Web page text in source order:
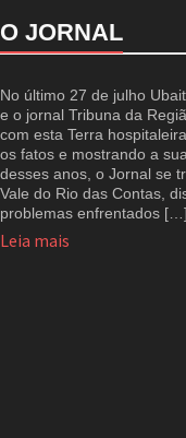
O JORNAL
No último 27 de julho
e o jornal Tribuna da
com esta Terra
os fatos e mostrando a
desses anos, o Jornal se
Vale do Rio das Contas,
problemas enfrentados […]
Leia mais